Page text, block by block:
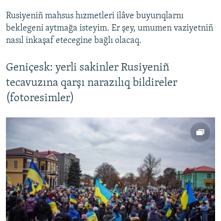
Rusiyeniñ mahsus hızmetleri ilâve buyurıqlarnı
beklegeni aytmağa isteyim. Er şey, umumen vaziyetniñ
nasıl inkaşaf etecegine bağlı olacaq.
Geniçesk: yerli sakinler Rusiyeniñ
tecavuzına qarşı narazılıq bildireler
(fotoresimler)